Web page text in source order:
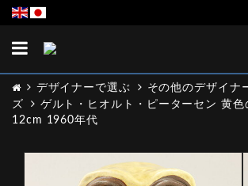
Toggle
デザイナーで選ぶ その他のデザイナ
ズ
ゲルト・ヒオルト・ピーターセン 黄色
12cm 1960年代